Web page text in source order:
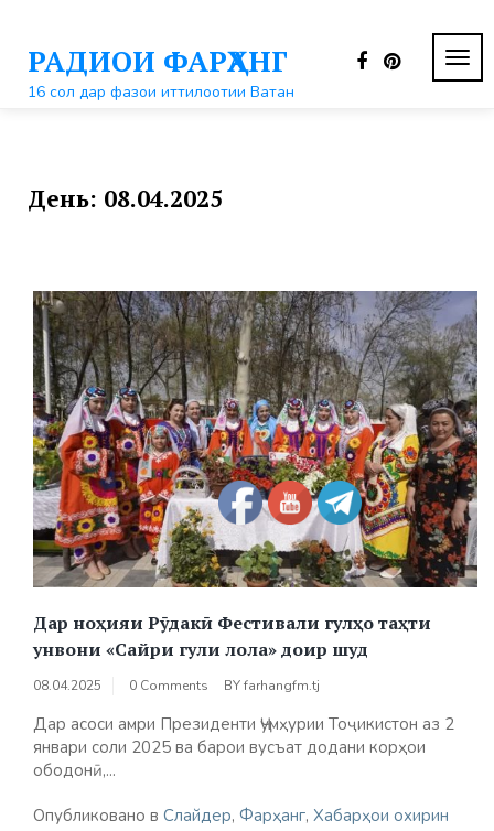
контентуРАДИОИ ФАРҲАНГ
16 сол дар фазои иттилоотии Ватан
День: 08.04.2025
Дар ноҳияи Рӯдакӣ Фестивали гулҳо таҳти
унвони «Сайри гули лола» доир шуд
08.04.2025 0 Comments BYfarhangfm.tj
Дар асоси амри Президенти Ҷумҳурии Тоҷикистон аз 2
январи соли 2025 ва барои вусъат додани корҳои
ободонӣ,...
Опубликовано в Слайдер, Фарҳанг, Хабарҳои охирин